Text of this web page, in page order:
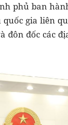
phủ ban
quốc gia liên
đôn đốc các